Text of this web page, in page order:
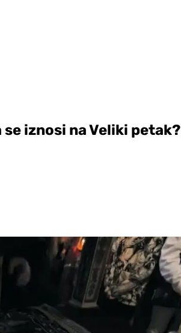
iznosi na Veliki petak?